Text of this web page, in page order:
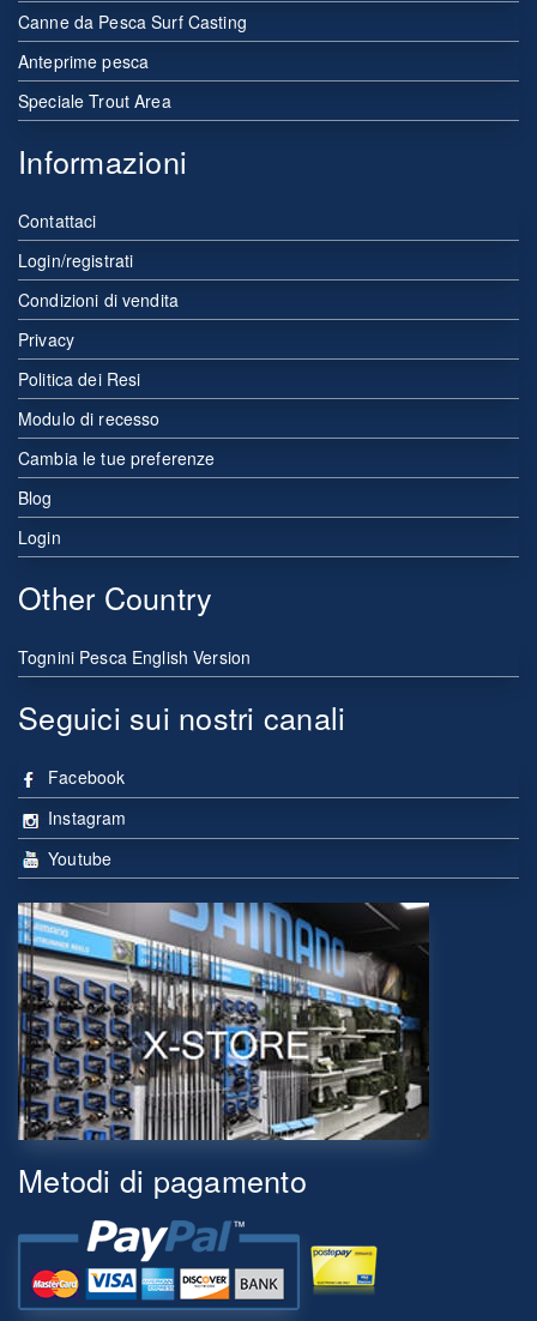
Canne da Pesca Surf Casting
Anteprime pesca
Speciale Trout Area
Informazioni
Contattaci
Login/registrati
Condizioni di vendita
Privacy
Politica dei Resi
Modulo di recesso
Cambia le tue preferenze
Blog
Login
Other Country
Tognini Pesca English Version
Seguici sui nostri canali
Facebook
Instagram
Youtube
Metodi di pagamento